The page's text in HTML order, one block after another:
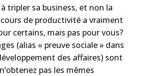
tripler sa business, et non la
de productivité a vraiment
certains, mais pas pour vous?
(alias « preuve sociale » dans
des affaires) sont
pas les mêmes